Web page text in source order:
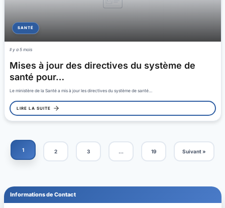
SANTÉ
Il y a 5 mois
Mises à jour des directives du système de
santé pour…
Le ministère de la Santé a mis à jour les directives du système de santé…
LIRE LA SUITE
1 2 3 … 19 Suivant »
Informations de Contact